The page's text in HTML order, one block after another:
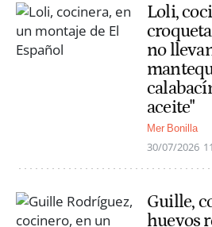
Loli,
no
aceite"
Mer Bonilla
30/07/2026
Guille,
huevos